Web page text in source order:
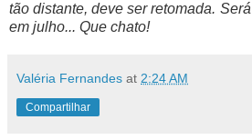
tão distante, deve ser retomada.
em julho... Que chato!
Valéria Fernandes at 2:24 AM
Compartilhar